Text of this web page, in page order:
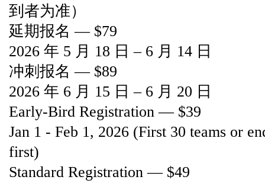
到者为准）
延期报名 — $79
2026 年 5 月 18 日 – 6 月 14 日
冲刺报名 — $89
2026 年 6 月 15 日 – 6 月 20 日
Early-Bird Registration — $39
Jan 1 - Feb 1, 2026 (First 30 teams or
first)
Standard Registration — $49